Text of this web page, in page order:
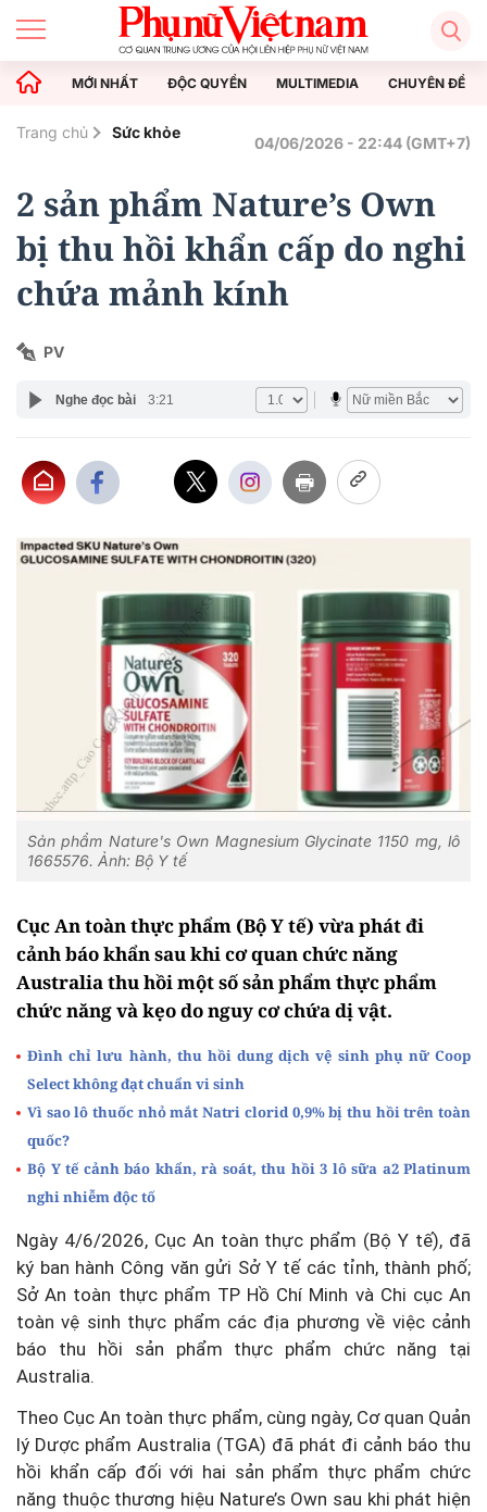
MỚI NHẤT ĐỘC QUYỀN MULTIMEDIA CHUYÊN ĐỀ
Trang chủ Sức khỏe
04/06/2026 - 22:44 (GMT+7)
2 sản phẩm Nature’s Own
bị thu hồi khẩn cấp do nghi
chứa mảnh kính
PV
Nghe đọc bài 3:21
Sản phẩm Nature's Own Magnesium Glycinate 1150 mg, lô
1665576. Ảnh: Bộ Y tế
Cục An toàn thực phẩm (Bộ Y tế) vừa phát đi
cảnh báo khẩn sau khi cơ quan chức năng
Australia thu hồi một số sản phẩm thực phẩm
chức năng và kẹo do nguy cơ chứa dị vật.
Đình chỉ lưu hành, thu hồi dung dịch vệ sinh phụ nữ Coop
Select không đạt chuẩn vi sinh
Vì sao lô thuốc nhỏ mắt Natri clorid 0,9% bị thu hồi trên toàn
quốc?
Bộ Y tế cảnh báo khẩn, rà soát, thu hồi 3 lô sữa a2 Platinum
nghi nhiễm độc tố
Ngày 4/6/2026, Cục An toàn thực phẩm (Bộ Y tế), đã
ký ban hành Công văn gửi Sở Y tế các tỉnh, thành phố;
Sở An toàn thực phẩm TP Hồ Chí Minh và Chi cục An
toàn vệ sinh thực phẩm các địa phương về việc cảnh
báo thu hồi sản phẩm thực phẩm chức năng tại
Australia.
Theo Cục An toàn thực phẩm, cùng ngày, Cơ quan Quản
lý Dược phẩm Australia (TGA) đã phát đi cảnh báo thu
hồi khẩn cấp đối với hai sản phẩm thực phẩm chức
năng thuộc thương hiệu Nature’s Own sau khi phát hiện